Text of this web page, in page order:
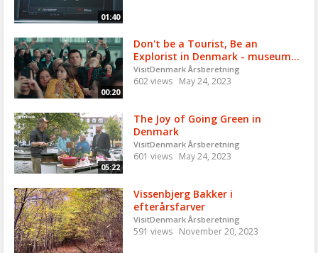
01:40
00:20
Don't be a Tourist, Be an
Explorist in Denmark - museum...
VisitDenmark Årsberetning
602 views May 24, 2023
05:22
The Joy of Going Green in
Denmark
VisitDenmark Årsberetning
601 views May 24, 2023
Vissenbjerg Bakker i
efterårsfarver
VisitDenmark Årsberetning
591 views November 20, 2023